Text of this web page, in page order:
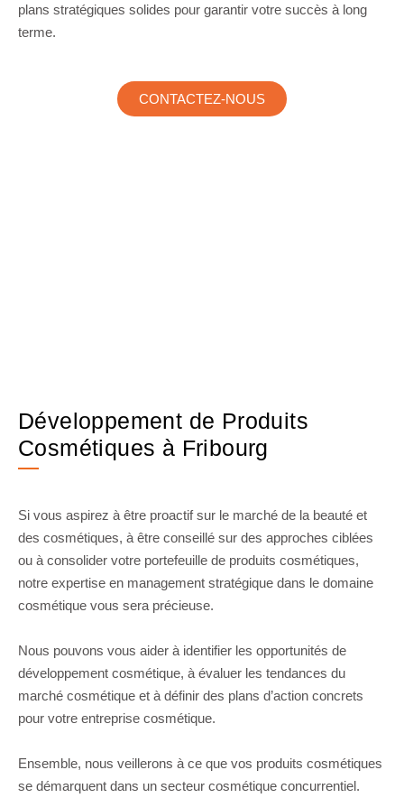
plans stratégiques solides pour garantir votre succès à long
terme.
CONTACTEZ-NOUS
Développement de Produits
Cosmétiques à Fribourg
Si vous aspirez à être proactif sur le marché de la beauté et
des cosmétiques, à être conseillé sur des approches ciblées
ou à consolider votre portefeuille de produits cosmétiques,
notre expertise en management stratégique dans le domaine
cosmétique vous sera précieuse.
Nous pouvons vous aider à identifier les opportunités de
développement cosmétique, à évaluer les tendances du
marché cosmétique et à définir des plans d’action concrets
pour votre entreprise cosmétique.
Ensemble, nous veillerons à ce que vos produits cosmétiques
se démarquent dans un secteur cosmétique concurrentiel.